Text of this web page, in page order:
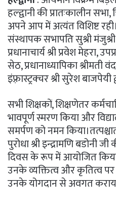
हल्द्वानी की प्रातःकालीन
अपने आप में अत्यंत विशिष्ट
संस्थापक सभापति सुश्री
प्रधानाचार्य श्री प्रवेश मेहरा,
सेठ, प्रधानाध्यापिका श्रीमती
इंफ़्रास्ट्रक्चर श्री सुरेश बाजपेयी
सभी शिक्षकों, शिक्षणेतर
भावपूर्ण स्मरण किया और
समर्पण को नमन
पुरोधा श्री इन्द्रामणि
दिवस के रूप में आयोजित
उनके व्यक्तित्व और कृतित्व पर
उनके योगदान से अवगत